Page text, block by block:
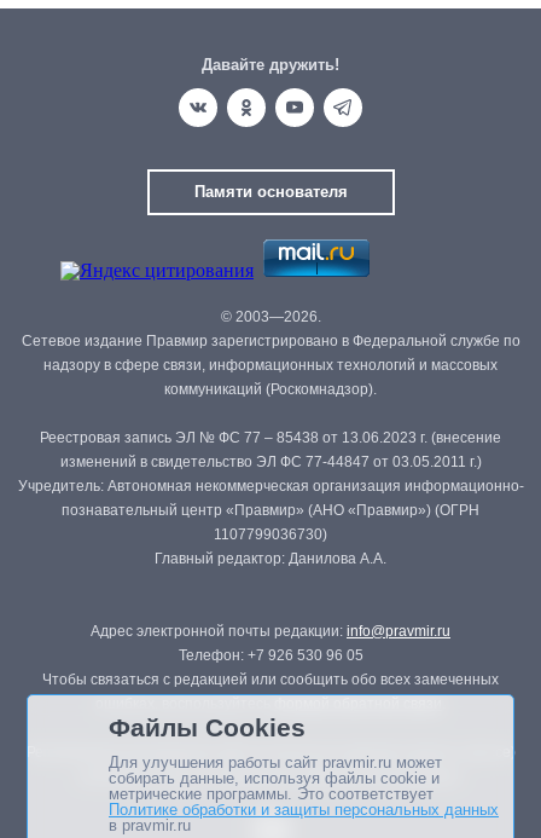
Давайте дружить!
Памяти основателя
© 2003—2026.
Сетевое издание Правмир зарегистрировано в Федеральной службе по
надзору в сфере связи, информационных технологий и массовых
коммуникаций (Роскомнадзор).
Реестровая запись ЭЛ № ФС 77 – 85438 от 13.06.2023 г. (внесение
изменений в свидетельство ЭЛ ФС 77-44847 от 03.05.2011 г.)
Учредитель: Автономная некоммерческая организация информационно-
познавательный центр «Правмир» (АНО «Правмир») (ОГРН
1107799036730)
Главный редактор: Данилова А.А.
Адрес электронной почты редакции: info@pravmir.ru
Телефон: +7 926 530 96 05
Чтобы связаться с редакцией или сообщить обо всех замеченных
Републикация материалов сайта в печатных изданиях (книгах, прессе)
возможна только с письменного разрешения редакции.
Файлы Cookies
Для улучшения работы сайт pravmir.ru может
собирать данные, используя файлы cookie и
метрические программы. Это соответствует
Политике обработки и защиты персональных данных
в pravmir.ru